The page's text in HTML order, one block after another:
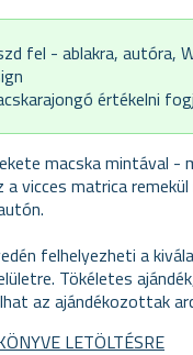
fel - ablakra, autóra,
értékelni
macska mintával -
a vicces matrica
felhelyezheti a
Tökéletes
az ajándékozottak
LETÖLTÉSRE